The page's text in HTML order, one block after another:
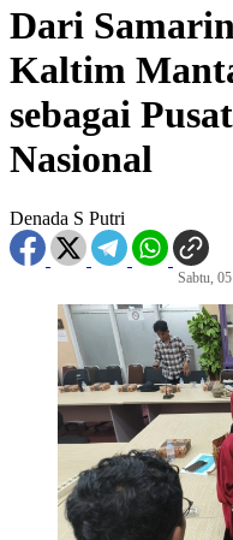
Dari
Kaltim
sebagai
Nasional
Denada S Putri
Sabtu,